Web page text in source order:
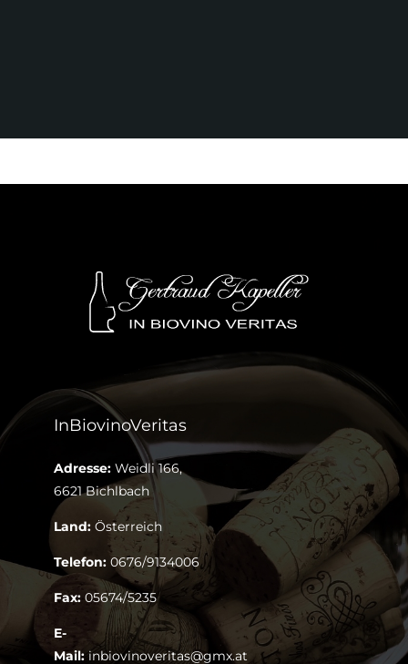
InBiovinoVeritas
Adresse: Weidli 166,
6621 Bichlbach
Land: Österreich
Telefon: 0676/9134006
Fax: 05674/5235
E-
Mail: inbiovinoveritas@gmx.at